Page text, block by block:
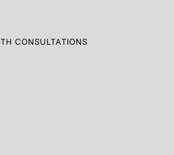
CONSULTATIONS